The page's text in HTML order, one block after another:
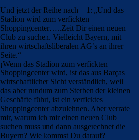
Und jetzt der Reihe nach – 1: „Und das
Stadion wird zum verfickten
Shoppingcenter…..Zeit Dir einen neuen
Club zu suchen. Vielleicht Bayern, mit
ihren wirtschaftsliberalen AG‘s an ihrer
Seite.“
¡Wenn das Stadion zum verfickten
Shoppingcenter wird, ist das aus Barças
wirtschaftlicher Sicht verständlich, weil
das aber rundum zum Sterben der kleinen
Geschäfte führt, ist ein verficktes
Shoppingcenter abzulehnen. Aber verrate
mir, warum ich mir einen neuen Club
suchen muss und dann ausgerechnet die
Buyern? Wie kommst Du darauf?